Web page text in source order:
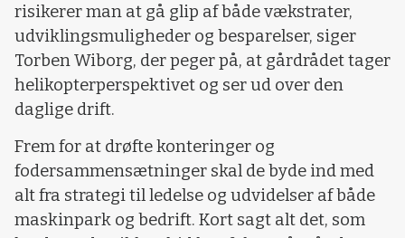
risikerer man at gå glip af både vækstrater,
udviklingsmuligheder og besparelser, siger
Torben Wiborg, der peger på, at gårdrådet tager
helikopterperspektivet og ser ud over den
daglige drift.
Frem for at drøfte konteringer og
fodersammensætninger skal de byde ind med
alt fra strategi til ledelse og udvidelser af både
maskinpark og bedrift. Kort sagt alt det, som